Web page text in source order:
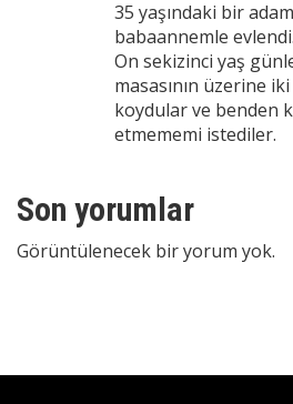
35 yaşındaki bir
babaannemle evlendi.
On sekizinci yaş
masasının üzerine
koydular ve benden
etmememi istediler.
Son yorumlar
Görüntülenecek bir yorum yok.